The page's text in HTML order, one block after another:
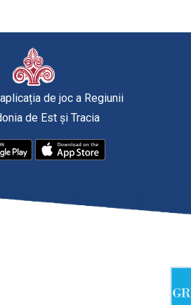
de joc a Regiunii
de Est și Tracia